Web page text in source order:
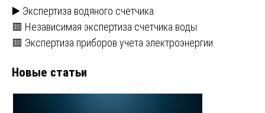
▶️ Экспертиза водяного счетчика
🟥 Независимая экспертиза счетчика воды
🟥 Экспертиза приборов учета электроэнергии
Новые статьи